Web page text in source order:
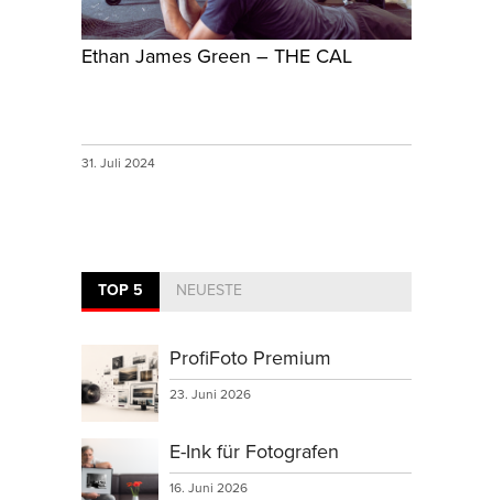
Ethan James Green – THE CAL
31. Juli 2024
TOP 5 NEUESTE
ProfiFoto Premium
23. Juni 2026
E-Ink für Fotografen
16. Juni 2026